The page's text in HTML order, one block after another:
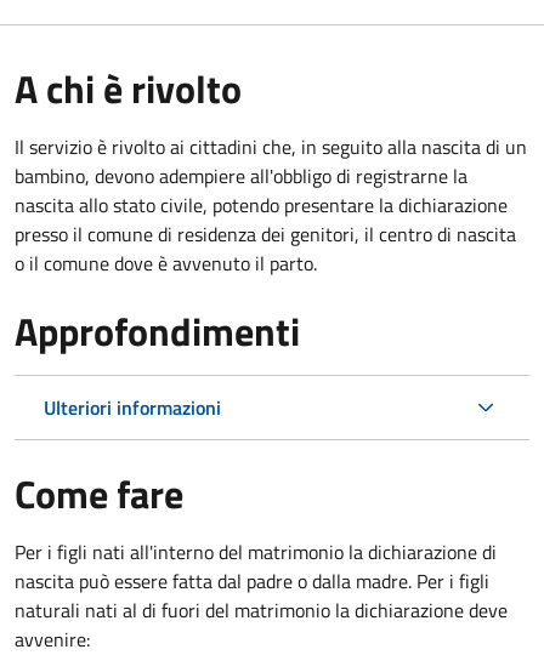
A chi è rivolto
Il servizio è rivolto ai cittadini che, in seguito alla nascita di un
bambino, devono adempiere all'obbligo di registrarne la
nascita allo stato civile, potendo presentare la dichiarazione
presso il comune di residenza dei genitori, il centro di nascita
o il comune dove è avvenuto il parto.
Approfondimenti
Ulteriori informazioni
Come fare
Per i figli nati all'interno del matrimonio la dichiarazione di
nascita può essere fatta dal padre o dalla madre. Per i figli
naturali nati al di fuori del matrimonio la dichiarazione deve
avvenire: